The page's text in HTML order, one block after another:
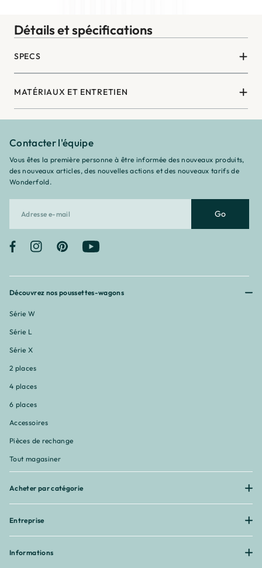
Détails et spécifications
SPECS
MATÉRIAUX ET ENTRETIEN
Découvrez nos poussettes-wagons
Série W
Série L
Série X
2 places
4 places
6 places
Accessoires
Pièces de rechange
Tout magasiner
Acheter par catégorie
Entreprise
Informations
Contacter l'équipe
Vous êtes la première personne à être informée des nouveaux produits,
des nouveaux articles, des nouvelles actions et des nouveaux tarifs de
Wonderfold.
Go
FacebookInstagramPinterest YouTube